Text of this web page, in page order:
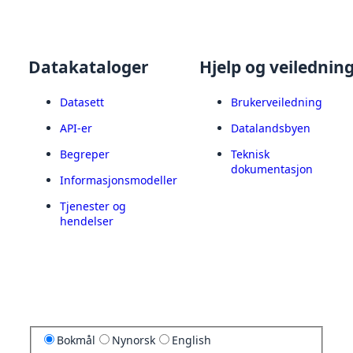
Datakataloger
Datasett
API-er
Begreper
Informasjonsmodeller
Tjenester og
hendelser
Hjelp og
Brukerveiledning
Datalandsbyen
Teknisk
dokumentasjon
Bokmål Nynorsk English